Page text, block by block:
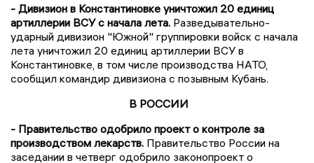
- Дивизион в Константиновке уничтожил 20 единиц
артиллерии ВСУ с начала лета. Разведывательно-
ударный дивизион "Южной" группировки войск с начала
лета уничтожил 20 единиц артиллерии ВСУ в
Константиновке, в том числе производства НАТО,
сообщил командир дивизиона с позывным Кубань.
В РОССИИ
- Правительство одобрило проект о контроле за
производством лекарств. Правительство России на
заседании в четверг одобрило законопроект о